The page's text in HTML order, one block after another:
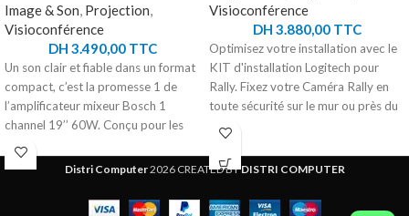
Image & Son Projection
Visioconférence
DH 3.490,00TTC
Un son clair et fiable dans un format
compact, c’est la promesse 1 de
l’amplificateur mixeur Bosch 1
channel 19’’ 60W. Conçu pour les
installations petites et moyennes, il
offre une puissance de 60 W avec
V. Ses 4 entrées polyvalentes, dont
Visioconférence
DH 3.880,00TTC
Optimisez votre installation avec le
KIT d'installation Logitech pour
Rally. Fixez votre Caméra Rally en
toute sécurité sur le mur ou près du
plafond, grâce à des supports
personnalisés. Les haut-parleur s
extra-plats offrent une apparence
de retenue de câble robustes
Distri Computer2026 CREATED BYDISTRI COMPUTER